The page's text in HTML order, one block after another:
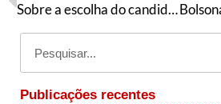
Sobre a escolha do candidato petista em Campinas (SP)
Publicações recentes